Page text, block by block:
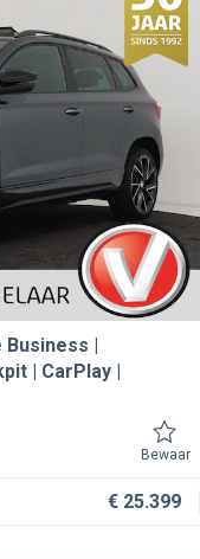
Business |
| CarPlay |
Bewaar
€ 25.399